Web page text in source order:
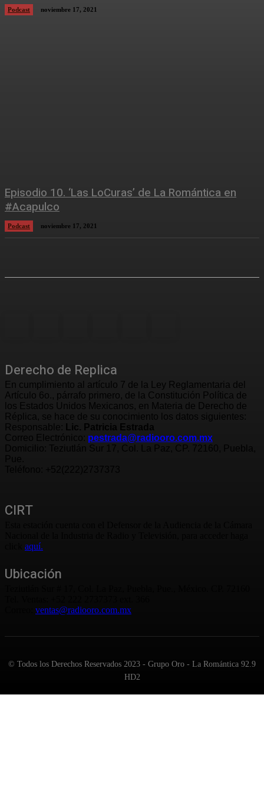
Podcast noviembre 17, 2021
Episodio 10. ‘Las LoCuras’ de La Romántica en
#Acapulco
Podcast noviembre 17, 2021
Derecho de Replica
En cumplimiento al artículo 7 de la Ley Reglamentaria del
Artículo 6o., párrafo primero, de la Constitución Política de
los Estados Unidos Mexicanos, en Materia de Derecho de
Réplica, se hace de su conocimiento los datos siguientes:
pestrada@radiooro.com.mx
CIRT
aquí.
Ubicación
ventas@radiooro.com.mx
© Todos los Derechos Reservados 2023 - Grupo Oro - La Romántica 92.9
HD2